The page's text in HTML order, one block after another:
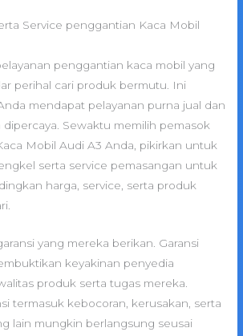
Service penggantian Kaca Mobil
penggantian kaca mobil yang
perihal cari produk bermutu. Ini
mendapat pelayanan purna jual dan
dipercaya. Sewaktu memilih pemasok
Mobil Audi A3 Anda, pikirkan untuk
serta service pemasangan untuk
harga, service, serta produk
yang mereka berikan. Garansi
keyakinan penyedia
produk serta tugas mereka.
termasuk kebocoran, kerusakan, serta
lain mungkin berlangsung seusai